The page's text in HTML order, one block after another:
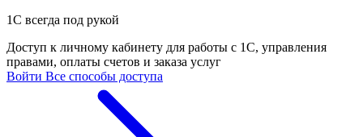
1С всегда под рукой
Доступ к личному кабинету для работы с 1С, управления
правами, оплаты счетов и заказа услуг
Войти Все способы доступа